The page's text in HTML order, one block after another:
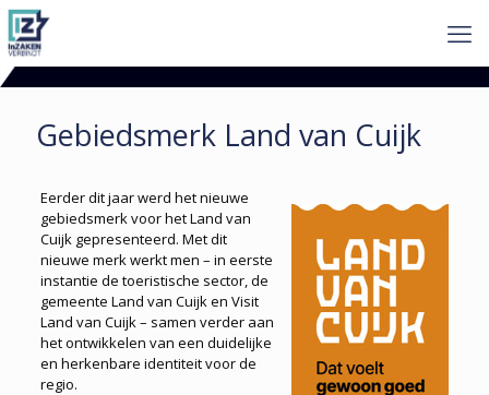
Gebiedsmerk Land van Cuijk
Eerder dit jaar werd het nieuwe
gebiedsmerk voor het Land van
Cuijk gepresenteerd. Met dit
nieuwe merk werktmen – in eerste
instantie de toeristische sector, de
gemeente Land van Cuijk en Visit
Land van Cuijk – samen verder aan
het ontwikkelen van een duidelijke
en herkenbare identiteit voor de
regio.